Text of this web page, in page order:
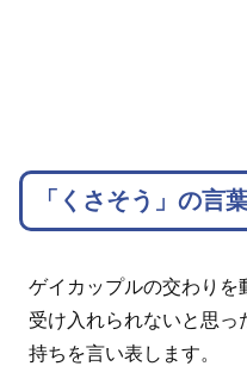
「くさそう」の言
ゲイカップルの交わりを
受け入れられないと思っ
持ちを言い表します。